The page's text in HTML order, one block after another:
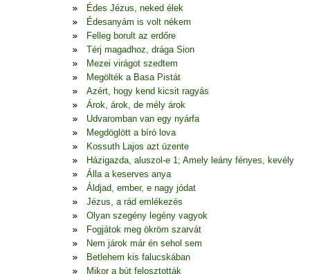
Édes Jézus, neked élek
Édesanyám is volt nékem
Felleg borult az erdőre
Térj magadhoz, drága Sion
Mezei virágot szedtem
Megölték a Basa Pistát
Azért, hogy kend kicsit ragyás
Árok, árok, de mély árok
Udvaromban van egy nyárfa
Megdöglött a bíró lova
Kossuth Lajos azt üzente
Házigazda, aluszol-e 1; Amely leány fényes, kevély
Álla a keserves anya
Áldjad, ember, e nagy jódat
Jézus, a rád emlékezés
Olyan szegény legény vagyok
Fogjátok meg ökröm szarvát
Nem járok már én sehol sem
Betlehem kis falucskában
Mikor a bút felosztották